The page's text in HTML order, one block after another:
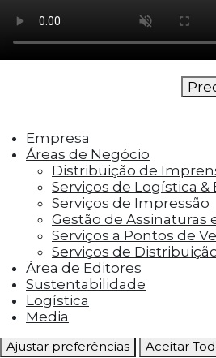
como os visitantes
cookies ajudam a
as métricas do número de
rejeição, origem do
funcionalidades, como
conteúdo do site em
media, coletar feedbacks
terceiros.
Cookies Marketing
Os cookies de marketing
entregar aos visitantes
personalizados com base
visitaram antes e analisar a
campanha publicitária.
Ajustar preferências Aceitar
Empresa
Áreas de Negócio
Distribuição de
Serviços de Logística &
Serviços de Impressão
Gestão de Assinaturas
Serviços a Pontos de
Serviços de
Área de Editores
Sustentabilidade
Logística
Media